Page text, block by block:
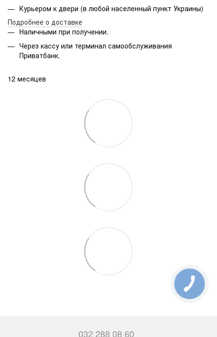
Курьером к двери (в любой населенный пункт Украины)
Подробнее о доставке
Наличными при получении.
Через кассу или терминал самообслуживания
Приватбанк.
12 месяцев
032 288 08 60